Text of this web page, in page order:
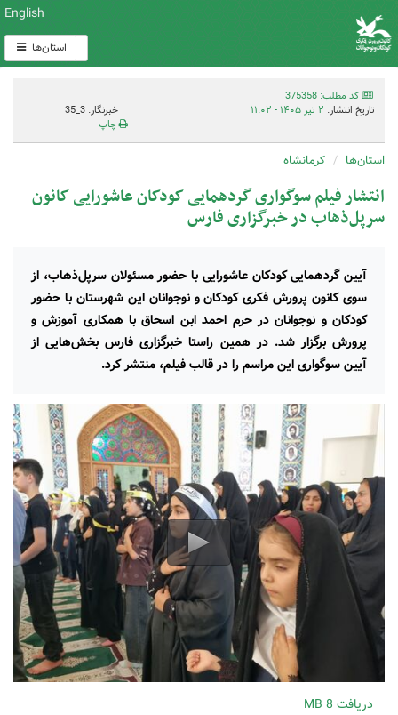
English
استان‌ها
کد مطلب: 375358
تاریخ انتشار: ۲ تیر ۱۴۰۵ - ۱۱:۰۲
خبرنگار: 3_35
چاپ
استان‌ها کرمانشاه
انتشار فیلم سوگواری گردهمایی کودکان عاشورایی کانون
سرپل‌ذهاب در خبرگزاری فارس
آیین گردهمایی کودکان عاشورایی با حضور مسئولان سرپل‌ذهاب، از
سوی کانون پرورش فکری کودکان و نوجوانان این شهرستان با حضور
کودکان و نوجوانان در حرم احمد ابن اسحاق با همکاری آموزش و
پرورش برگزار شد. در همین راستا خبرگزاری فارس بخش‌هایی از
آیین سوگواری این مراسم را در قالب فیلم، منتشر کرد.
دریافت 8 MB